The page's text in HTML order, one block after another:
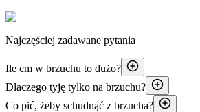
Najczęściej zadawane pytania
Ile cm w brzuchu to dużo?
Dlaczego tyję tylko na brzuchu?
Co pić, żeby schudnąć z brzucha?